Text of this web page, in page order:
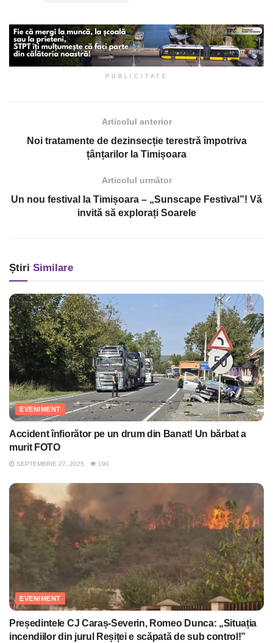
PUBLICITATE
Articolul anterior
Noi tratamente de dezinsecție terestră împotriva
țânțarilor la Timișoara
Articolul următor
Un nou festival la Timișoara – „Sunscape Festival”! Vă
invită să explorați Soarele
Știri Similare
EVENIMENT
Accident înfiorător pe un drum din Banat! Un bărbat a
murit FOTO
SEPTEMBRIE 27, 2025 190
EVENIMENT
Președintele CJ Caraș-Severin, Romeo Dunca: „Situația
incendiilor din jurul Reșiței e scăpată de sub control!”